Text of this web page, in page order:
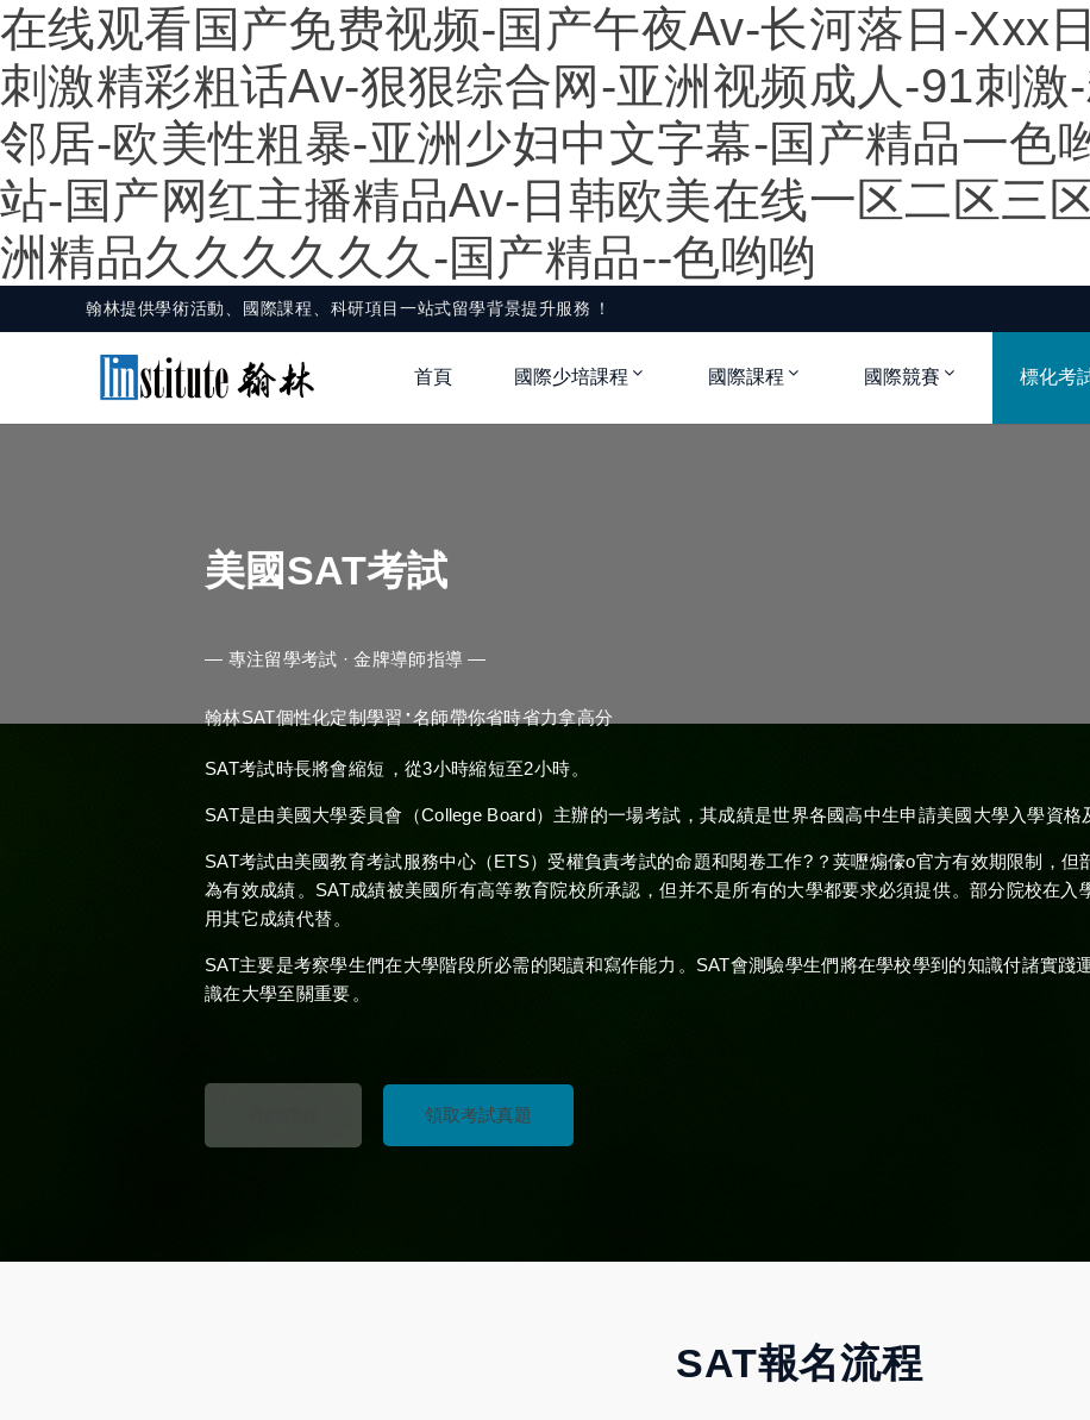
在线观看国产免费视频-国产午夜av-长河落日-Xxx
刺激精彩粗话av-狠狠综合网-亚洲视频成人-91刺
邻居-欧美性粗暴-亚洲少妇中文字幕-国产精品一色
站-国产网红主播精品av-日韩欧美在线一区二区三
洲精品久久久久久久-国产精品--色哟哟
翰林提供學術活動、國際課程、科研項目一站式留學背景提升服務！
首頁 國際少培課程 國際課程 國際競賽 標化考
美國SAT考試
— 專注留學考試 · 金牌導師指導 —
翰林SAT個性化定制學習 ·名師帶你省時省力拿高分
SAT考試時長將會縮短，從3小時縮短至2小時。
SAT是由美國大學委員會（College Board）主辦的一場考試，其成績是世界各國高中生申請美國大學入學資格及獎
SAT考試由美國教育考試服務中心（ETS）受權負責考試的命題和閱卷工作?？荚嚦煽儫o官方有效期限制，
為有效成績。SAT成績被美國所有高等教育院校所承認，但并不是所有的大學都要求必須提供。部分院校在入
用其它成績代替。
SAT主要是考察學生們在大學階段所必需的閱讀和寫作能力。SAT會測驗學生們將在學校學到的知識付諸實踐運
識在大學至關重要。
領取考試真題
SAT報名流程